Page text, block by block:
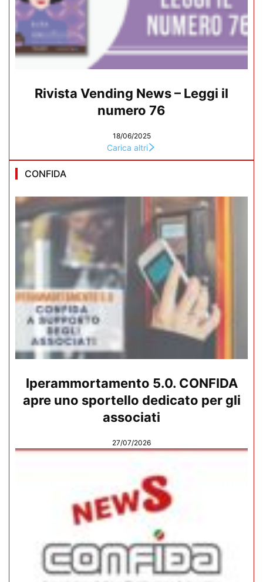
Rivista Vending News – Leggi il
numero 76
18/06/2025
Carica altri
CONFIDA
Iperammortamento 5.0. CONFIDA
apre uno sportello dedicato per gli
associati
27/07/2026